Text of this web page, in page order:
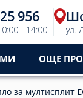
956
- 14:00 ул.
ОЩЕ
за мултисплит